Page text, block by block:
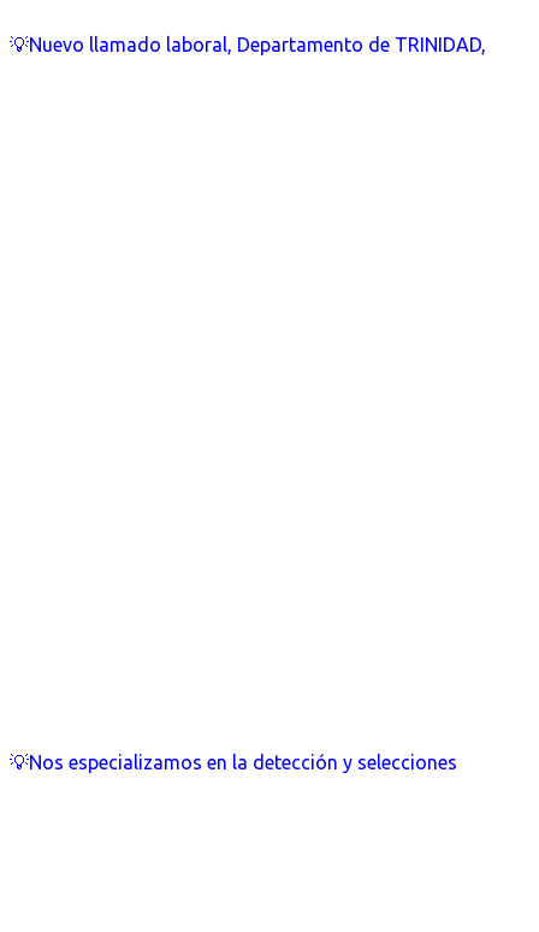
💡Nuevo llamado laboral, Departamento de TRINIDAD,
💡Nos especializamos en la detección y selecciones